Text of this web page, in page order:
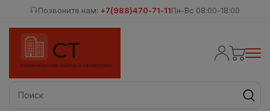
Позвоните нам: +7(988)470-71-11Пн-Вс 08:00-18:00